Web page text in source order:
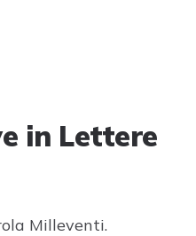
in Lettere
Milleventi.